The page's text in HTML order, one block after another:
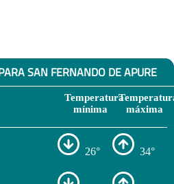
SAN FERNANDO DE APURE
Temperatura
mínima
máxima
26° 34°